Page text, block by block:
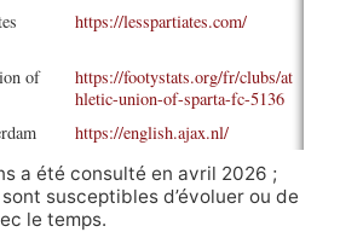
https://lesspartiates.com/
of
https://footystats.org/fr/clubs/at
hletic-union-of-sparta-fc-5136
https://english.ajax.nl/
a été consulté en avril 2026 ;
susceptibles d’évoluer ou de
le temps.